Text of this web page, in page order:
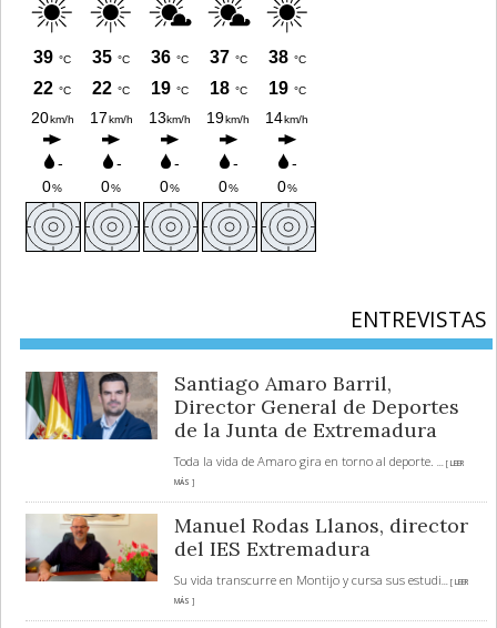
ENTREVISTAS
Santiago Amaro Barril,
Director General de Deportes
de la Junta de Extremadura
Toda la vida de Amaro gira en torno al deporte.
... [ LEER
MÁS ]
Manuel Rodas Llanos, director
del IES Extremadura
Su vida transcurre en Montijo y cursa sus estudi... [ LEER
MÁS ]